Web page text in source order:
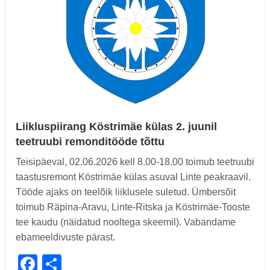
Liikluspiirang Köstrimäe külas 2. juunil
teetruubi remonditööde tõttu
Teisipäeval, 02.06.2026 kell 8.00-18.00 toimub teetruubi
taastusremont Köstrimäe külas asuval Linte peakraavil.
Tööde ajaks on teelõik liiklusele suletud. Ümbersõit
toimub Räpina-Aravu, Linte-Ritska ja Köstrimäe-Tooste
tee kaudu (näidatud nooltega skeemil). Vabandame
ebameeldivuste pärast.
Facebook